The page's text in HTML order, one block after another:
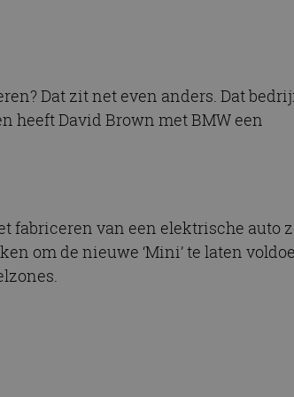
Dat zit net even anders. Dat
heeft David Brown met BMW een
fabriceren van een elektrische auto
om de nieuwe ‘Mini’ te laten